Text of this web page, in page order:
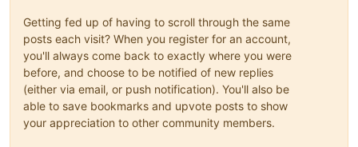
Getting fed up of having to scroll through the same
posts each visit? When you register for an account,
you'll always come back to exactly where you were
before, and choose to be notified of new replies
(either via email, or push notification). You'll also be
able to save bookmarks and upvote posts to show
your appreciation to other community members.